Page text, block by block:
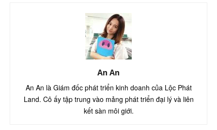
An An
An An là Giám đốc phát triển kinh doanh của Lộc Phát
Land. Cô ấy tập trung vào mảng phát triển đại lý và liên
kết sàn môi giới.